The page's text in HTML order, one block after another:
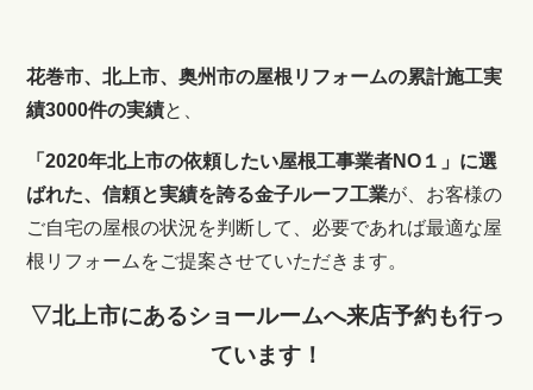
花巻市、北上市、奥州市の屋根リフォームの累計施工実
績3000件の実績と、
「2020年北上市の依頼したい屋根工事業者NO１」に選
ばれた、信頼と実績を誇る金子ルーフ工業が、お客様の
ご自宅の屋根の状況を判断して、 必要であれば最適な屋
根リフォームをご提案させていただきます。
▽北上市にあるショールームへ来店予約も行っ
ています！